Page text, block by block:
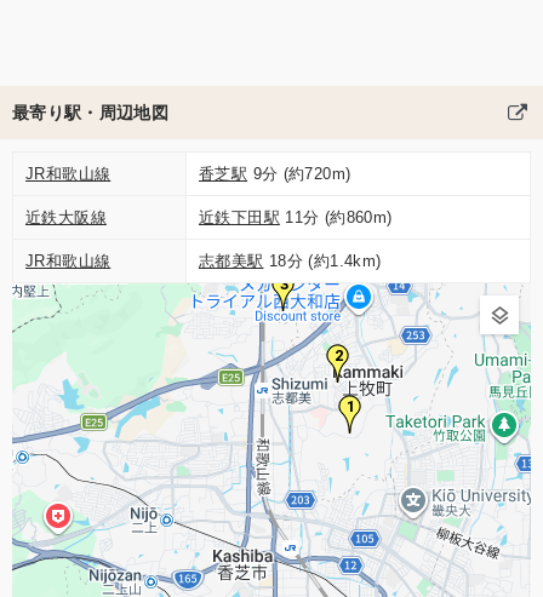
最寄り駅・周辺地図
JR和歌山線 香芝駅 9分 (約720m)
近鉄大阪線 近鉄下田駅 11分 (約860m)
JR和歌山線 志都美駅 18分 (約1.4km)
1
2
3